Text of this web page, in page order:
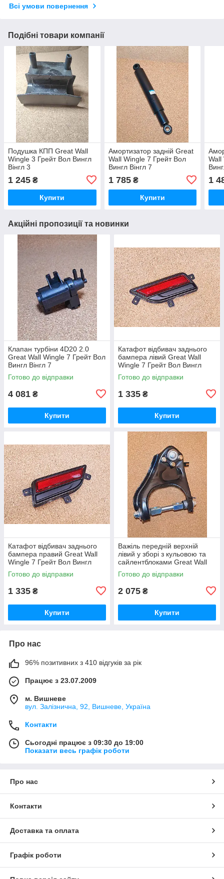
Всі умови повернення
Подібні товари компанії
Подушка КПП Great Wall
Wingle 3 Грейт Вол Вингл
Вінгл 3
1 245 ₴
Купити
Амортизатор задній Great
Wall Wingle 7 Грейт Вол
Вингл Вінгл 7
1 785₴
Купити
Wall
1
Акційні пропозиції та новинки
Клапан турбіни 4D20 2.0
Great Wall Wingle 7 Грейт Вол
Вингл Вінгл 7
Готово до відправки
4 081 ₴
Купити
Катафот відбивач заднього
бампера лівий Great Wall
Wingle 7 Грейт Вол Вингл
Вінгл 7
Готово до відправки
1 335 ₴
Купити
Катафот відбивач заднього
бампера правий Great Wall
Wingle 7 Грейт Вол Вингл
Вінгл 7
Готово до відправки
1 335 ₴
Купити
Важіль передній верхній
лівий у зборі з кульовою та
сайлентблоками Great Wall
Wingle 7 Грейт Вол Вингл
Вінгл 7
Готово до відправки
2 075 ₴
Купити
Про нас
96% позитивних з 410 відгуків за рік
Працює з 23.07.2009
м. Вишневе
вул. Залізнична, 92, Вишневе, Україна
Контакти
Сьогодні працює з 09:30 до 19:00
Показати весь графік роботи
Про нас
Контакти
Доставка та оплата
Графік роботи